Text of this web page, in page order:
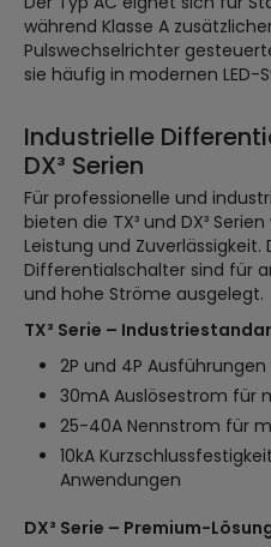
während Klasse A
Pulswechselrichter
sie häufig in modernen
Industrielle
DX³ Serien
Für professionelle und
bieten die TX³ und DX³
Leistung und Zuverlässigkeit.
Differentialschalter sind für
und hohe Ströme ausgelegt.
TX³ Serie –
2P und 4P
30mA Auslösestrom für
25-40A Nennstrom für
10kA
Anwendungen
DX³ Serie – Premium-